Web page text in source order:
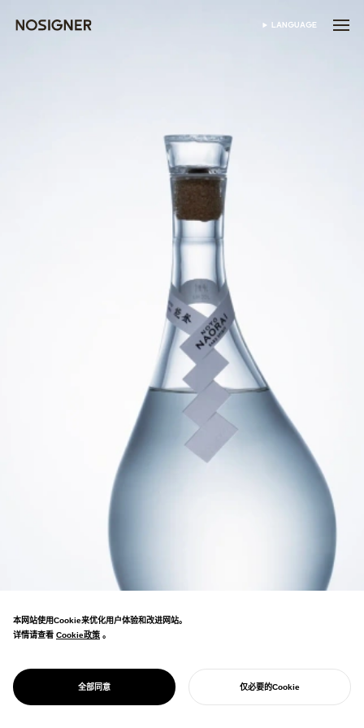
首页 SELECT LANGUAGE
LANGUAGE
PROJECT
净酎
计。凭借精致的瓶身和品牌设计荣获众多海外
本网站使用Cookie来优化用户体验和改进网站。
详情请查看 Cookie政策
Cookie政策 。
全部同意 仅必要的Cookie